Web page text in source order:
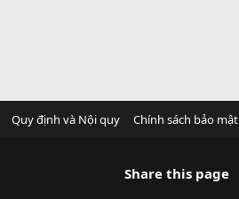
Quy định và Nội quy Chính sách bảo mật
Share this page